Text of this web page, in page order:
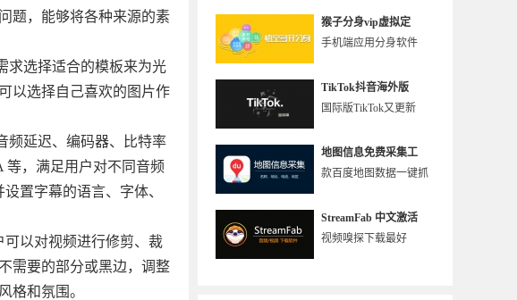
猴子分身vip虚拟定
手机端应用分身软件
TikTok抖音海外版
国际版TikTok又更新
地图信息免费采集工
款百度地图数据一键抓
StreamFab 中文激活
视频嗅探下载最好
题，能够将各种来源的素
求选择适合的模板来为光
以选择自己喜欢的图片作
频延迟、编码器、比特率
等，满足用户对不同音频
置字幕的语言、字体、
可以对视频进行修剪、裁
需要的部分或黑边，调整
格和氛围。